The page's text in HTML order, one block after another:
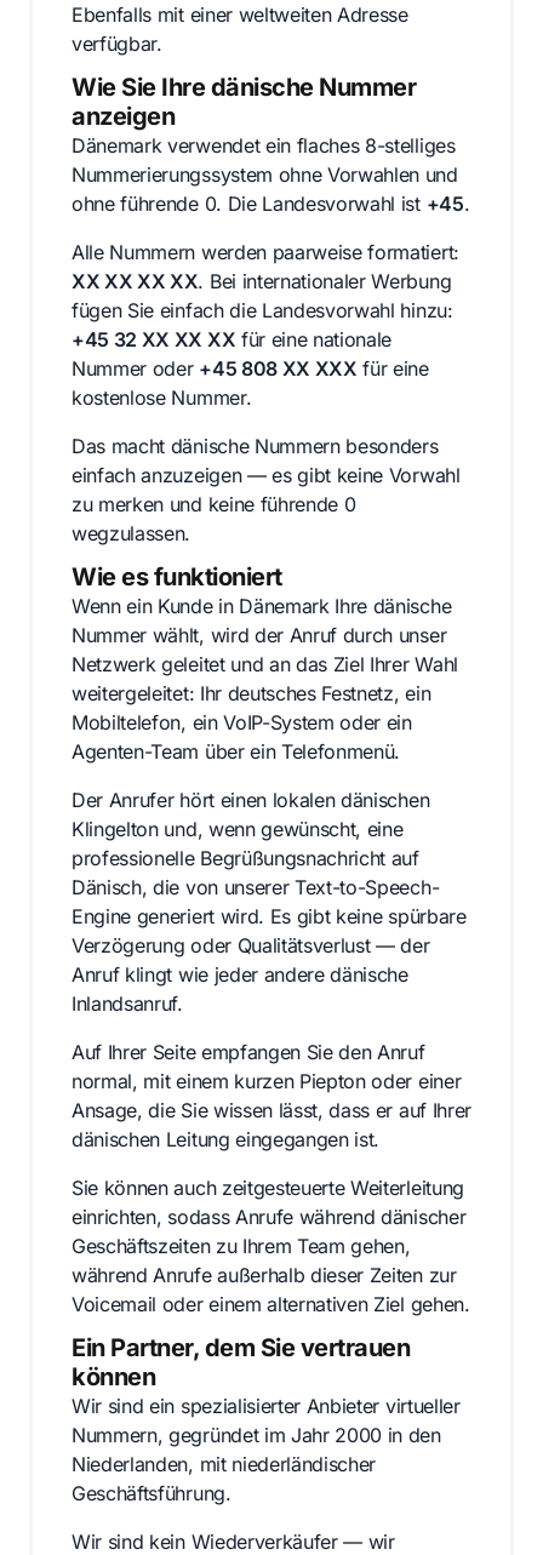
Ebenfalls mit einer weltweiten Adresse
verfügbar.
Wie Sie Ihre dänische Nummer
anzeigen
Dänemark verwendet ein flaches 8-stelliges
Nummerierungssystem ohne Vorwahlen und
ohne führende 0. Die Landesvorwahl ist +45.
Alle Nummern werden paarweise formatiert:
XX XX XX XX. Bei internationaler Werbung
fügen Sie einfach die Landesvorwahl hinzu:
+45 32 XX XX XX für eine nationale
Nummer oder +45 808 XX XXX für eine
kostenlose Nummer.
Das macht dänische Nummern besonders
einfach anzuzeigen — es gibt keine Vorwahl
zu merken und keine führende 0
wegzulassen.
Wie es funktioniert
Wenn ein Kunde in Dänemark Ihre dänische
Nummer wählt, wird der Anruf durch unser
Netzwerk geleitet und an das Ziel Ihrer Wahl
weitergeleitet: Ihr deutsches Festnetz, ein
Mobiltelefon, ein VoIP-System oder ein
Agenten-Team über ein Telefonmenü.
Der Anrufer hört einen lokalen dänischen
Klingelton und, wenn gewünscht, eine
professionelle Begrüßungsnachricht auf
Dänisch, die von unserer Text-to-Speech-
Engine generiert wird. Es gibt keine spürbare
Verzögerung oder Qualitätsverlust — der
Anruf klingt wie jeder andere dänische
Inlandsanruf.
Auf Ihrer Seite empfangen Sie den Anruf
normal, mit einem kurzen Piepton oder einer
Ansage, die Sie wissen lässt, dass er auf Ihrer
dänischen Leitung eingegangen ist.
Sie können auch zeitgesteuerte Weiterleitung
einrichten, sodass Anrufe während dänischer
Geschäftszeiten zu Ihrem Team gehen,
während Anrufe außerhalb dieser Zeiten zur
Voicemail oder einem alternativen Ziel gehen.
Ein Partner, dem Sie vertrauen
können
Wir sind ein spezialisierter Anbieter virtueller
Nummern, gegründet im Jahr 2000 in den
Niederlanden, mit niederländischer
Geschäftsführung.
Wir sind kein Wiederverkäufer — wir